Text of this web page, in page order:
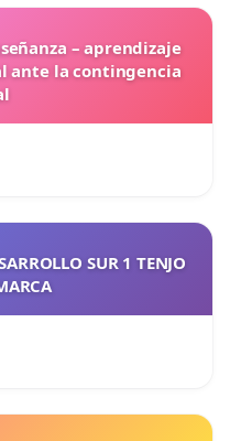
– aprendizaje
ante la contingencia
SUR 1 TENJO